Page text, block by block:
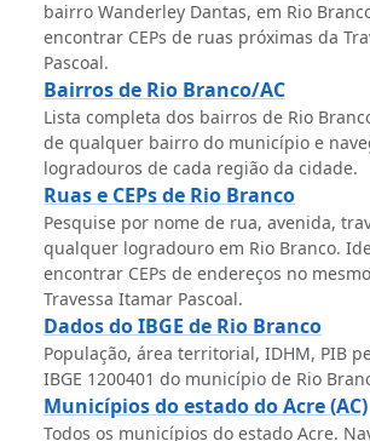
bairro Wanderley Dantas, em Rio
encontrar CEPs de ruas próximas da
Pascoal.
Bairros de Rio Branco/AC
Lista completa dos bairros de Rio
de qualquer bairro do município e
logradouros de cada região da cidade.
Ruas e CEPs de Rio Branco
Pesquise por nome de rua, avenida,
qualquer logradouro em Rio Branco.
encontrar CEPs de endereços no
Travessa Itamar Pascoal.
Dados do IBGE de Rio Branco
População, área territorial, IDHM, PIB
IBGE 1200401 do município de Rio
Municípios do estado do Acre (AC)
Todos os municípios do estado Acre.